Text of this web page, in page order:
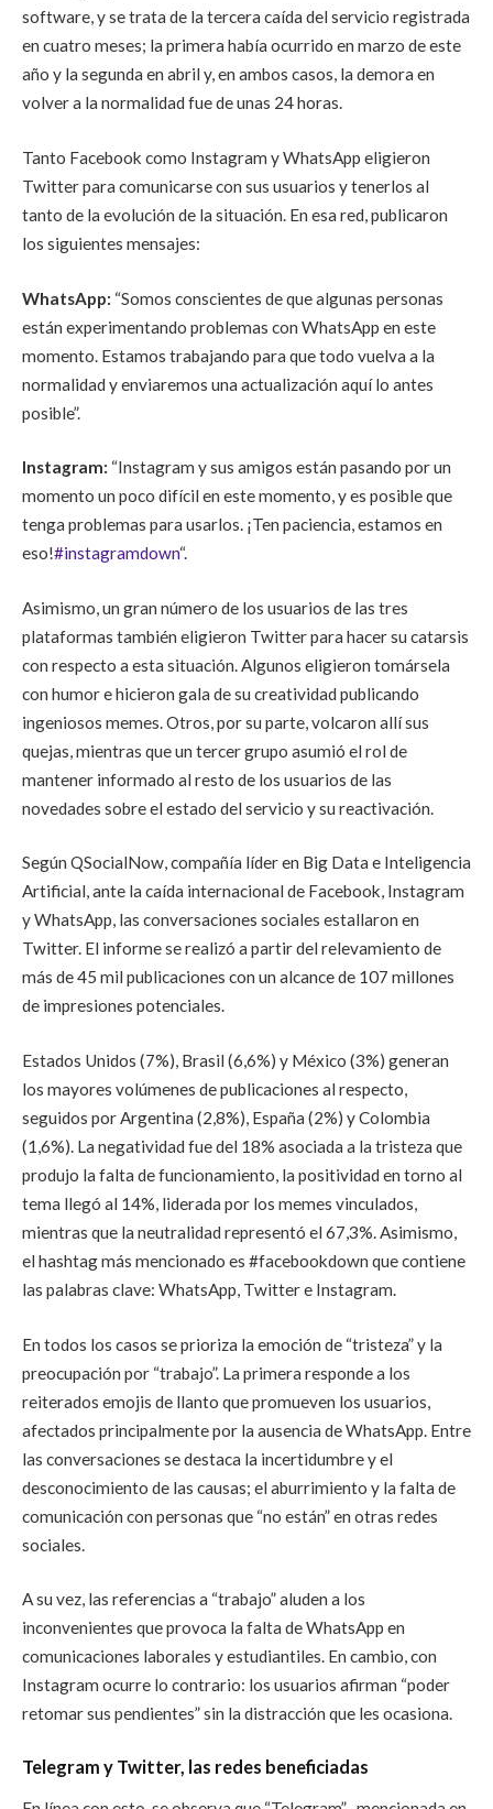
software, y se trata de la tercera caída del servicio registrada
en cuatro meses; la primera había ocurrido en marzo de este
año y la segunda en abril y, en ambos casos, la demora en
volver a la normalidad fue de unas 24 horas.
Tanto Facebook como Instagram y WhatsApp eligieron
Twitter para comunicarse con sus usuarios y tenerlos al
tanto de la evolución de la situación. En esa red, publicaron
los siguientes mensajes:
WhatsApp: “Somos conscientes de que algunas personas
están experimentando problemas con WhatsApp en este
momento. Estamos trabajando para que todo vuelva a la
normalidad y enviaremos una actualización aquí lo antes
posible”.
Instagram: “Instagram y sus amigos están pasando por un
momento un poco difícil en este momento, y es posible que
tenga problemas para usarlos. ¡Ten paciencia, estamos en
eso!#instagramdown“.
Asimismo, un gran número de los usuarios de las tres
plataformas también eligieron Twitter para hacer su catarsis
con respecto a esta situación. Algunos eligieron tomársela
con humor e hicieron gala de su creatividad publicando
ingeniosos memes. Otros, por su parte, volcaron allí sus
quejas, mientras que un tercer grupo asumió el rol de
mantener informado al resto de los usuarios de las
novedades sobre el estado del servicio y su reactivación.
Según QSocialNow, compañía líder en Big Data e Inteligencia
Artificial, ante la caída internacional de Facebook, Instagram
y WhatsApp, las conversaciones sociales estallaron en
Twitter. El informe se realizó a partir del relevamiento de
más de 45 mil publicaciones con un alcance de 107 millones
de impresiones potenciales.
Estados Unidos (7%), Brasil (6,6%) y México (3%) generan
los mayores volúmenes de publicaciones al respecto,
seguidos por Argentina (2,8%), España (2%) y Colombia
(1,6%). La negatividad fue del 18% asociada a la tristeza que
produjo la falta de funcionamiento, la positividad en torno al
tema llegó al 14%, liderada por los memes vinculados,
mientras que la neutralidad representó el 67,3%. Asimismo,
el hashtag más mencionado es #facebookdown que contiene
las palabras clave: WhatsApp, Twitter e Instagram.
En todos los casos se prioriza la emoción de “tristeza” y la
preocupación por “trabajo”. La primera responde a los
reiterados emojis de llanto que promueven los usuarios,
afectados principalmente por la ausencia de WhatsApp. Entre
las conversaciones se destaca la incertidumbre y el
desconocimiento de las causas; el aburrimiento y la falta de
comunicación con personas que “no están” en otras redes
sociales.
A su vez, las referencias a “trabajo” aluden a los
inconvenientes que provoca la falta de WhatsApp en
comunicaciones laborales y estudiantiles. En cambio, con
Instagram ocurre lo contrario: los usuarios afirman “poder
retomar sus pendientes” sin la distracción que les ocasiona.
Telegram y Twitter, las redes beneficiadas